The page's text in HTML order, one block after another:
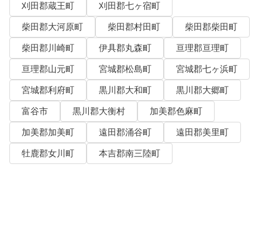
刈田郡蔵王町
刈田郡七ヶ宿町
柴田郡大河原町
柴田郡村田町
柴田郡柴田町
柴田郡川崎町
伊具郡丸森町
亘理郡亘理町
亘理郡山元町
宮城郡松島町
宮城郡七ヶ浜町
宮城郡利府町
黒川郡大和町
黒川郡大郷町
富谷市
黒川郡大衡村
加美郡色麻町
加美郡加美町
遠田郡涌谷町
遠田郡美里町
牡鹿郡女川町
本吉郡南三陸町